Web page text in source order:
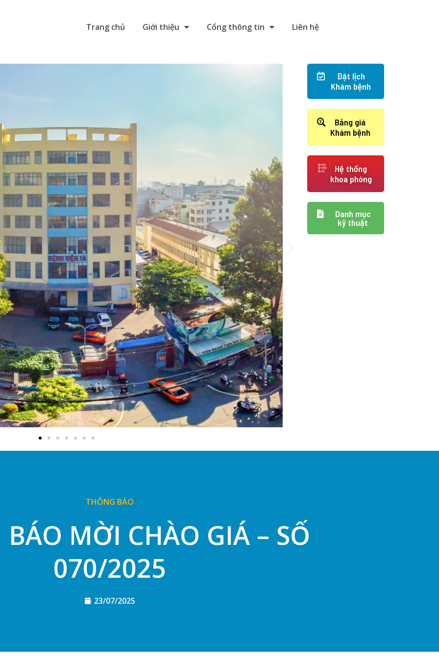
Trang chủ Giới thiệu Cổng thông tin Liên hệ
Đặt lịch
Khám bệnh
Bảng giá
Khám bệnh
Hệ thống
khoa phòng
Danh mục
kỹ thuật
THÔNG BÁO
MỜI CHÀO GIÁ – SỐ
070/2025
23/07/2025